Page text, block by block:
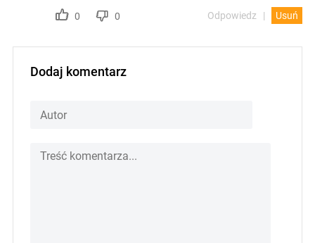
0 0 Odpowiedz Usuń
Dodaj komentarz